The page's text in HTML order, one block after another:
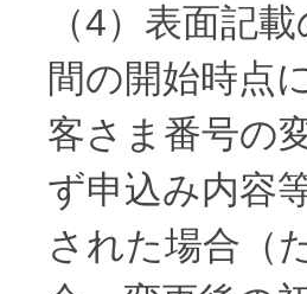
（4）表面記
間の開始時点
客さま番号の
ず申込み内容
された場合（